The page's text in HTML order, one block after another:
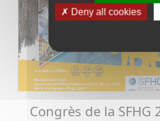
Congrès de la SFHG
Deny all cookies